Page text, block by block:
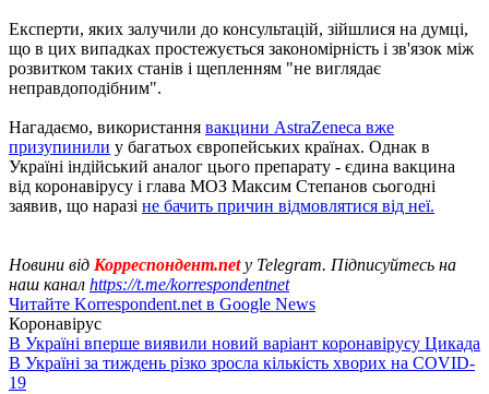
Експерти, яких залучили до консультацій, зійшлися на думці,
що в цих випадках простежується закономірність і зв'язок між
розвитком таких станів і щепленням "не виглядає
неправдоподібним".
Нагадаємо, використання вакцини AstraZeneca вже
призупинили у багатьох європейських країнах. Однак в
Україні індійський аналог цього препарату - єдина вакцина
від коронавірусу і глава МОЗ Максим Степанов сьогодні
заявив, що наразі не бачить причин відмовлятися від неї.
Новини від Корреспондент.netу Telegram. Підписуйтесь на
наш канал https://t.me/korrespondentnet
Читайте Korrespondent.net в Google News
Коронавірус
В Україні вперше виявили новий варіант коронавірусу Цикада
В Україні за тиждень різко зросла кількість хворих на COVID-
19